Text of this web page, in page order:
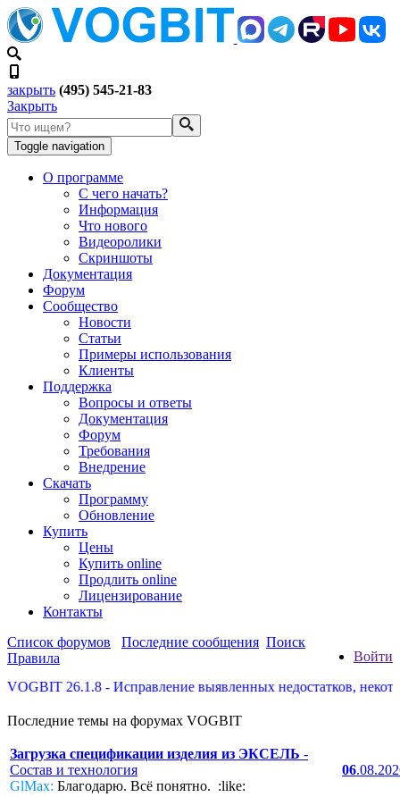
закрыть (495) 545-21-83
Закрыть
Toggle navigation
О программе
С чего начать?
Информация
Что нового
Видеоролики
Скриншоты
Документация
Форум
Сообщество
Новости
Статьи
Примеры использования
Клиенты
Поддержка
Вопросы и ответы
Документация
Форум
Требования
Внедрение
Скачать
Программу
Обновление
Купить
Цены
Купить online
Продлить online
Лицензирование
Контакты
Войти
Список форумов Последние сообщения Поиск
Правила
26.1.8 - Исправление выявленных недостатков, некоторые
Последние темы на форумах VOGBIT
Загрузка спецификации изделия из ЭКСЕЛЬ -
Состав и технология
GlMax: Благодарю. Всё понятно. :like:
06